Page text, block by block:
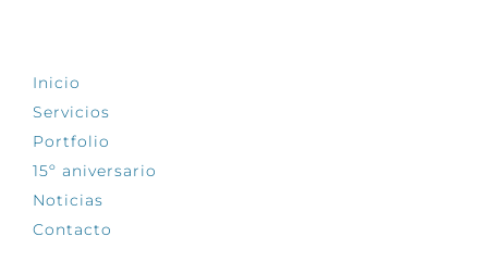
Inicio
Servicios
Portfolio
15º aniversario
Noticias
Contacto